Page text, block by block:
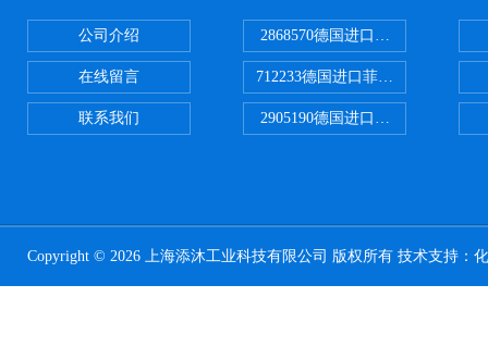
公司介绍
在线留言
联系我们
2868570德国进口菲尼克斯电源
712233德国进口菲尼克斯断路器
2905190德国进口菲尼克斯继电器
Copyright © 2026 上海添沐工业科技有限公司 版权所有 技术支持：